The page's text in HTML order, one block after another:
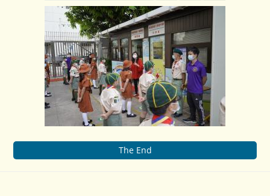
The End